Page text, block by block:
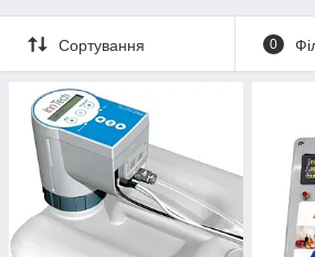
Сортування 0